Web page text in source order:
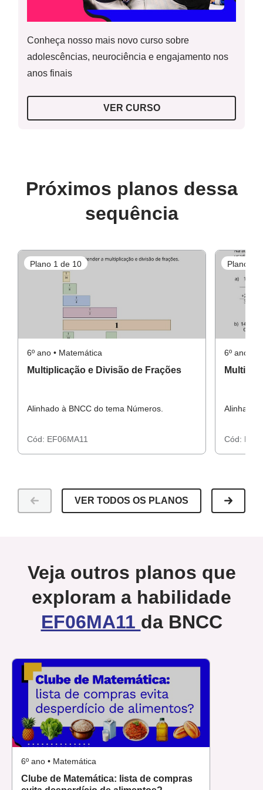
Resolução da atividade complementar
Conceito-chave
Adição e subtração de decimais.
Recursos necessários
Calculadora ou celular (se possível).
Conheça nosso mais novo curso sobre
adolescências, neurociência e engajamento nos
anos finais
VER CURSO
Próximos planos dessa
sequência
Plano 1 de 10
6º ano • Matemática
Multiplicação e Divisão de Frações
Alinhado à BNCC do tema Números.
Cód: EF06MA11
Plano 3
6º ano •
Alinhado
Cód:
VER TODOS OS PLANOS
Veja outros planos que
exploram a habilidade
EF06MA11 da BNCC
6º ano • Matemática
Clube de Matemática: lista de compras